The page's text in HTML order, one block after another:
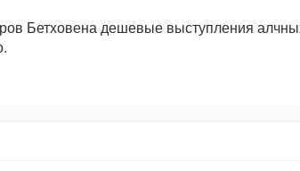
Бетховена дешевые выступления